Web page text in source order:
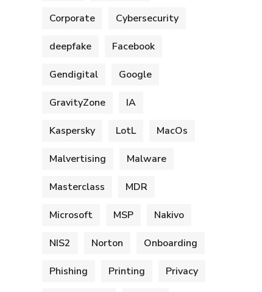
Corporate Cybersecurity
deepfake Facebook
Gendigital Google
GravityZone IA
Kaspersky LotL MacOs
Malvertising Malware
Masterclass MDR
Microsoft MSP Nakivo
NIS2 Norton Onboarding
Phishing Printing Privacy